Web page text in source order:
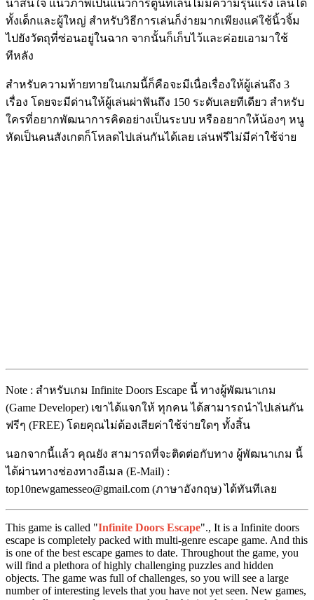
น่าสนใจ แนวภาพเป็นแนวการ์ตูนที่เล่นไม่มีความรุนแรง เล่นได้
ทั้งเด็กและผู้ใหญ่ สำหรับวิธีการเล่นก็ง่ายมากเพียงแค่ใช้นิ้วจิ้ม
ไปยังวัตถุที่ซ่อนอยู่ในฉาก จากนั้นก็เก็บไว้และค่อยเอามาใช้
ทีหลัง
สำหรับความท้ายทายในเกมนี้ก็คือจะมีเนื่อเรื่องให้ผู้เล่นถึง 3
เรื่อง โดยจะมีด่านให้ผู้เล่นผ่าฟันถึง 150 ระดับเลยทีเดียว สำหรับ
ใครที่อยากพัฒนาการคิดอย่างเป็นระบบ หรืออยากให้น้องๆ หนู
หัดเป็นคนสังเกตก็โหลดไปเล่นกันได้เลย เล่นฟรีไม่มีค่าใช้จ่าย
Note : สำหรับเกม Infinite Doors Escape นี้ ทางผู้พัฒนาเกม
(Game Developer) เขาได้แจกให้ ทุกคน ได้สามารถนำไปเล่นกัน
ฟรีๆ (FREE) โดยคุณไม่ต้องเสียค่าใช้จ่ายใดๆ ทั้งสิ้น
นอกจากนี้แล้ว คุณยัง สามารถที่จะติดต่อกับทาง ผู้พัฒนาเกม นี้
ได้ผ่านทางช่องทางอีเมล (E-Mail) :
top10newgamesseo@gmail.com (ภาษาอังกฤษ) ได้ทันทีเลย
This game is called "Infinite Doors Escape"., It is a Infinite doors
escape is completely packed with multi-genre escape game. And this
is one of the best escape games to date. Throughout the game, you
will find a plethora of highly challenging puzzles and hidden
objects. The game was full of challenges, so you will see a large
number of interesting levels that you have not yet seen. New games,